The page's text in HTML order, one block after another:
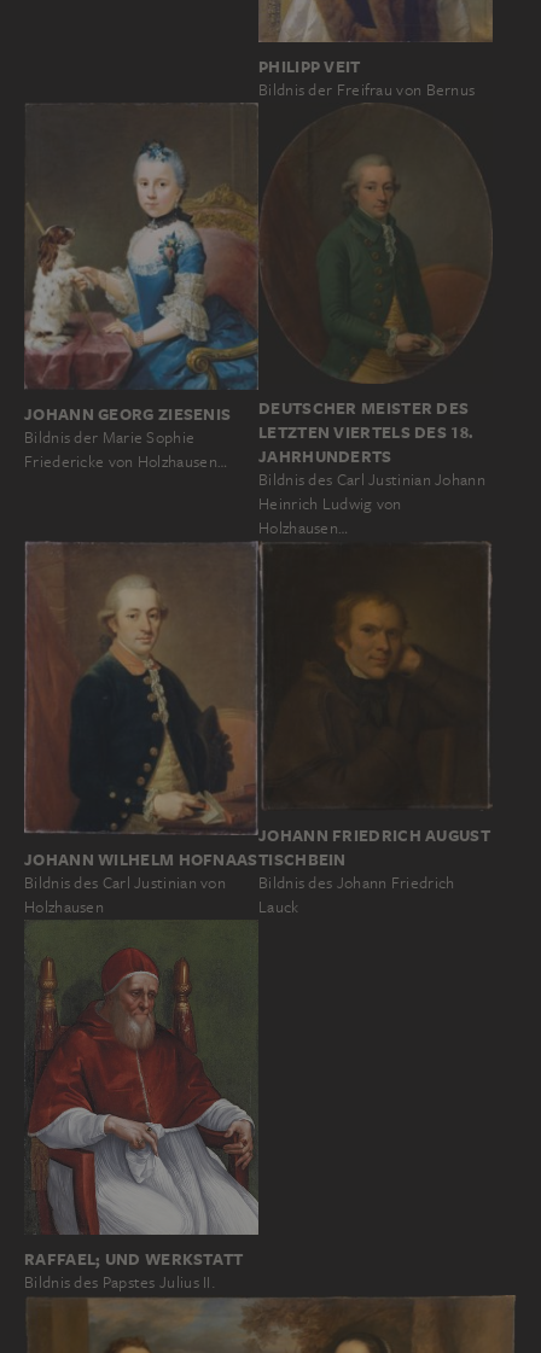
PHILIPP VEIT
Bildnis der Freifrau von Bernus
JOHANN GEORG ZIESENIS
Bildnis der Marie Sophie
Friedericke von Holzhausen…
DEUTSCHER MEISTER DES
LETZTEN VIERTELS DES 18.
JAHRHUNDERTS
Bildnis des Carl Justinian Johann
Heinrich Ludwig von
Holzhausen…
JOHANN WILHELM HOFNAAS
Bildnis des Carl Justinian von
Holzhausen
JOHANN FRIEDRICH AUGUST
TISCHBEIN
Bildnis des Johann Friedrich
Lauck
RAFFAEL; UND WERKSTATT
Bildnis des Papstes Julius II.